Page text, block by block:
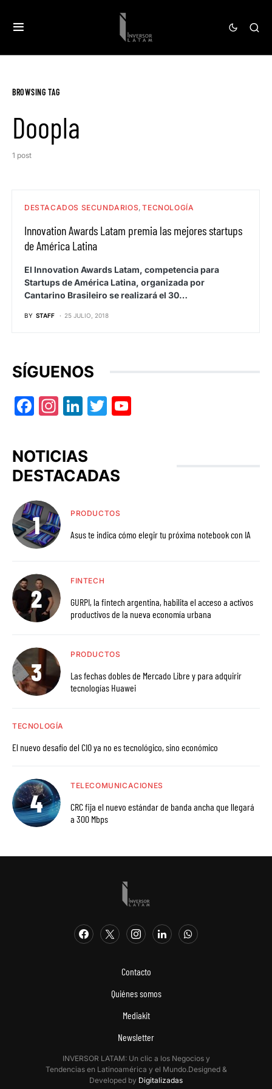
BROWSING TAG
Doopla
1 post
DESTACADOS SECUNDARIOS TECNOLOGÍA
Innovation Awards Latam premia las mejores startups
de América Latina
El Innovation Awards Latam, competencia para
Startups de América Latina, organizada por
Cantarino Brasileiro se realizará el 30…
BY STAFF 25 JULIO, 2018
SÍGUENOS
Facebook
Instagram
LinkedIn
Twitter
NOTICIAS
DESTACADAS
PRODUCTOS
Asus te indica cómo elegir tu próxima notebook con IA
FINTECH
GURPI, la fintech argentina, habilita el acceso a activos
productivos de la nueva economía urbana
PRODUCTOS
Las fechas dobles de Mercado Libre y para adquirir
tecnologías Huawei
TECNOLOGÍA
El nuevo desafío del CIO ya no es tecnológico, sino económico
TELECOMUNICACIONES
CRC fija el nuevo estándar de banda ancha que llegará
a 300 Mbps
Contacto
Quiénes somos
Mediakit
Newsletter
INVERSOR LATAM: Un clic a los Negocios y
Tendencias en Latinoamérica y el Mundo.Designed &
Developed by Digitalizadas